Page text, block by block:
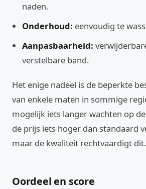
naden.
Onderhoud: eenvoudig te
Aanpasbaarheid:
verstelbare band.
Het enige nadeel is de beperkte
van enkele maten in sommige
mogelijk iets langer wachten op
de prijs iets hoger dan standaard
maar de kwaliteit rechtvaardigt dit.
Oordeel en score